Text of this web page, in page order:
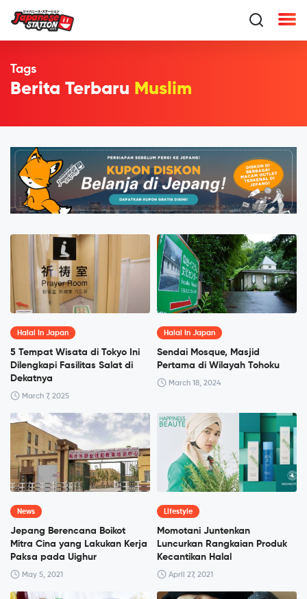
Tags
Berita Terbaru Muslim
Halal In Japan
5 Tempat Wisata di Tokyo Ini
Dilengkapi Fasilitas Salat di
Dekatnya
March 7, 2025
Halal In Japan
Sendai Mosque, Masjid
Pertama di Wilayah Tohoku
March 18, 2024
News
Jepang Berencana Boikot
Mitra Cina yang Lakukan Kerja
Paksa pada Uighur
May 5, 2021
Lifestyle
Momotani Juntenkan
Luncurkan Rangkaian Produk
Kecantikan Halal
April 27, 2021